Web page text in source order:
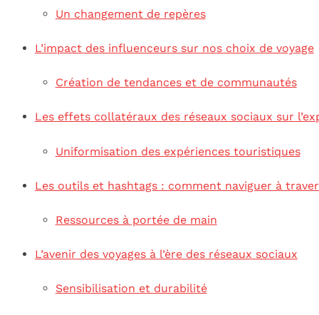
Un changement de repères
L’impact des influenceurs sur nos choix de voyage
Création de tendances et de communautés
Les effets collatéraux des réseaux sociaux sur
Uniformisation des expériences touristiques
Les outils et hashtags : comment naviguer à
Ressources à portée de main
L’avenir des voyages à l’ère des réseaux sociaux
Sensibilisation et durabilité